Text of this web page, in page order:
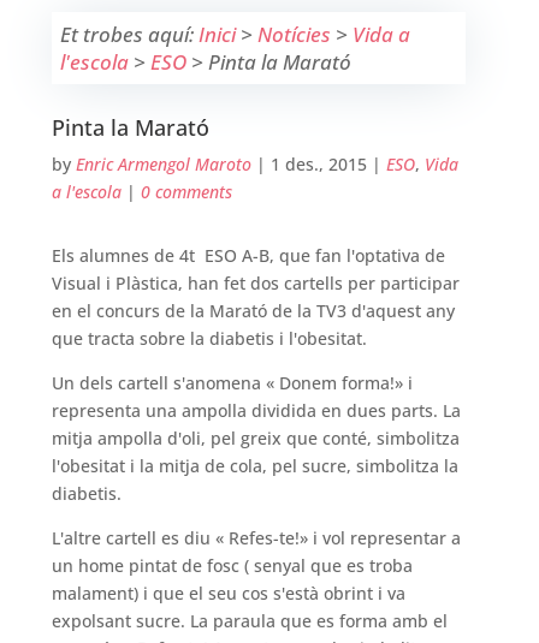
Et trobes aquí:Inici> Notícies > Vida a
l'escola> ESO> Pinta la Marató
Pinta la Marató
by Enric Armengol Maroto | 1 des., 2015 | ESO, Vida
a l'escola | 0 comments
Els alumnes de 4t ESO A-B, que fan l'optativa de
Visual i Plàstica, han fet dos cartells per participar
en el concurs de la Marató de la TV3 d'aquest any
que tracta sobre la diabetis i l'obesitat.
Un dels cartell s'anomena « Donem forma!» i
representa una ampolla dividida en dues parts. La
mitja ampolla d'oli, pel greix que conté, simbolitza
l'obesitat i la mitja de cola, pel sucre, simbolitza la
diabetis.
L'altre cartell es diu « Refes-te!» i vol representar a
un home pintat de fosc ( senyal que es troba
malament) i que el seu cos s'està obrint i va
expolsant sucre. La paraula que es forma amb el